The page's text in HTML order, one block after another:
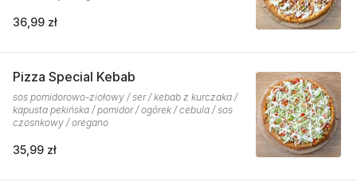
36,99 zł
Pizza Special Kebab
sos pomidorowo-ziołowy / ser / kebab z kurczaka /
kapusta pekińska / pomidor / ogórek / cebula / sos
czosnkowy / oregano
35,99 zł